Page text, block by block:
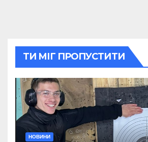
ТИ МІГ ПРОПУСТИТИ
НОВИНИ